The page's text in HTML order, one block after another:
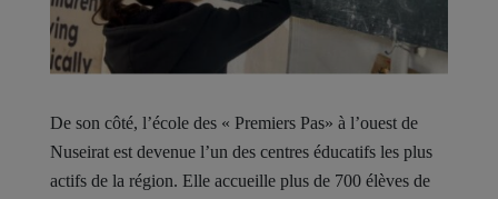
De son côté, l’école des « Premiers Pas» à l’ouest de
Nuseirat est devenue l’un des centres éducatifs les plus
actifs de la région. Elle accueille plus de 700 élèves de